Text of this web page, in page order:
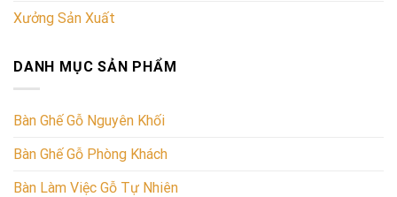
Xưởng Sản Xuất
DANH MỤC SẢN PHẨM
Bàn Ghế Gỗ Nguyên Khối
Bàn Ghế Gỗ Phòng Khách
Bàn Làm Việc Gỗ Tự Nhiên